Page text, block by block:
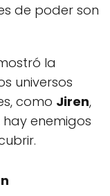
de poder son
la
universos
como Jiren,
enemigos